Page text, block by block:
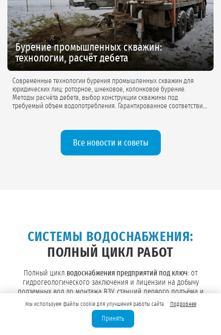
Бурение промышленных скважин:
технологии, расчёт дебета
Современные технологии бурения промышленных скважин для
юридических лиц: роторное, шнековое, колонковое бурение.
Методы расчёта дебета, выбор конструкции скважины под
требуемый объем водопотребления. Гарантированное соответствие
Все новости и советы
СИСТЕМЫ ВОДОСНАБЖЕНИЯ:
ПОЛНЫЙ ЦИКЛ РАБОТ
Полный цикл водоснабжения предприятий под ключ: от
гидрогеологического заключения и лицензии на добычу
подземных вод до монтажа ВЗУ, станций первого подъёма и
систем водоподготовки. «ГидроСервис» обеспечивает
законное недропользование без штрафов
работы для юридических лиц в Грозном и Чеченской
Республике.
Мы используем файлы cookie для улучшения работы сайта Подробнее
Принять